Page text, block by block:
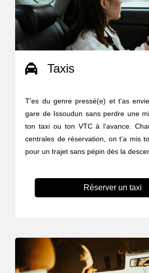
Taxis
T'es du genre pressé(e) et t'as
gare de Issoudun sans perdre une
ton taxi ou ton VTC à l’avance.
centrales de réservation, on t'a mis
pour un trajet sans pépin dès la
Réserver un taxi